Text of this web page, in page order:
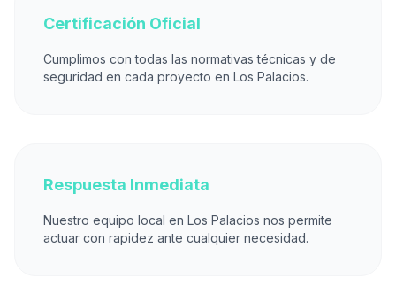
Certificación Oficial
Cumplimos con todas las normativas técnicas y de
seguridad en cada proyecto en Los Palacios.
Respuesta Inmediata
Nuestro equipo local en Los Palacios nos permite
actuar con rapidez ante cualquier necesidad.